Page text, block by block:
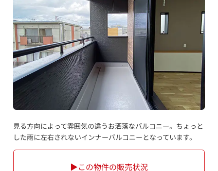
見る方向によって雰囲気の違うお洒落なバルコニー。ちょっと
した雨に左右されないインナーバルコニーとなっています。
▶この物件の販売状況